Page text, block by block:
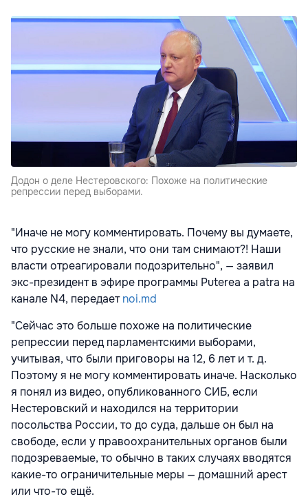
Додон о деле Нестеровского: Похоже на политические
репрессии перед выборами.
"Иначе не могу комментировать. Почему вы думаете,
что русские не знали, что они там снимают?! Наши
власти отреагировали подозрительно", — заявил
экс-президент в эфире программы Puterea a patra на
канале N4, передаетnoi.md
"Сейчас это больше похоже на политические
репрессии перед парламентскими выборами,
учитывая, что были приговоры на 12, 6 лет и т. д.
Поэтому я не могу комментировать иначе. Насколько
я понял из видео, опубликованного СИБ, если
Нестеровский и находился на территории
посольства России, то до суда, дальше он был на
свободе, если у правоохранительных органов были
подозреваемые, то обычно в таких случаях вводятся
какие-то ограничительные меры — домашний арест
или что-то ещё.